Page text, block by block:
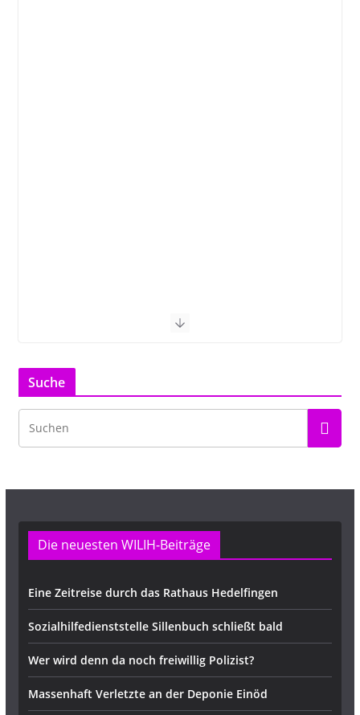
Suche
Die neuesten WILIH-Beiträge
Eine Zeitreise durch das Rathaus Hedelfingen
Sozialhilfedienststelle Sillenbuch schließt bald
Wer wird denn da noch freiwillig Polizist?
Massenhaft Verletzte an der Deponie Einöd